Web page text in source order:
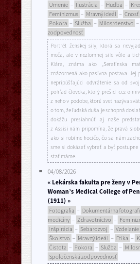
Umenie – Ilustrácia – Hudba –
Feminizmus – Mravný ideál – Cnosť
Pokora – Služba – Milosrdenstvo –
zodpovednosť
Portrét ženskej sily, ktorá sa
meča, ale v nezlomnej sile vôle a
Klára, známa ako „Serafínska
znázornená ako pasívna postava. Jej
nepripúšťajúci odvrátenie sa od
pohľad človeka, ktorý prešiel cez
z neho v podobe, ktorú svet nazýva
o tom, že ľudská duša je schopná
dokážu presiahnúť aj naše
z Assisi nám pripomína, že pravá
ako si robíme hocičo, čo sa nám
sme si dokázať vybrať a byť postupne
stať máme.
04/08/2026
« Lekárska fakulta pre ženy v
Woman’s Medical College of
(1911) »
Fotografia – Dokumentárna
medicíny – Zdravotníctvo –
Inšpirácia – Sebarozvoj – Vzdelanie
Školstvo – Mravný ideál – Etika –
Čistota – Pokora – Služba –
Spoločenská zodpovednosť